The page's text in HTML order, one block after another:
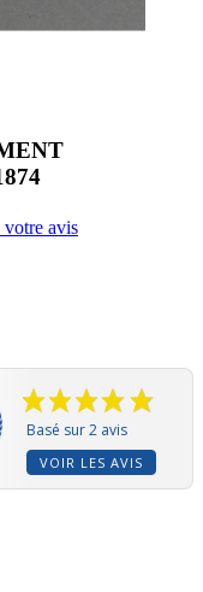
avis
Basé sur 2 avis
VOIR LES AVIS